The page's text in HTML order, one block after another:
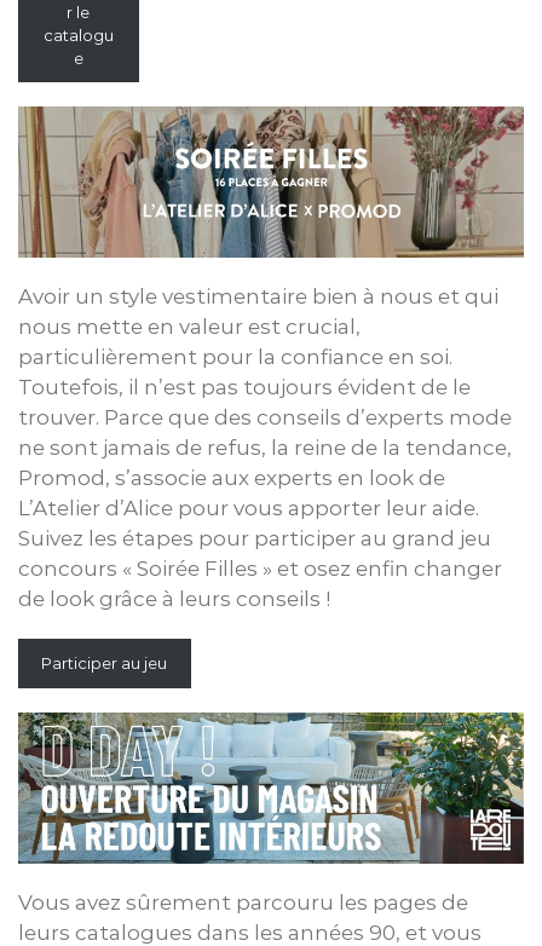
r le
catalogu
e
Avoir un style vestimentaire bien à nous et qui
nous mette en valeur est crucial,
particulièrement pour la confiance en soi.
Toutefois, il n’est pas toujours évident de le
trouver. Parce que des conseils d’experts mode
ne sont jamais de refus, la reine de la tendance,
Promod, s’associe aux experts en look de
L’Atelier d’Alice pour vous apporter leur aide.
Suivez les étapes pour participer au grand jeu
concours « Soirée Filles » et osez enfin changer
de look grâce à leurs conseils !
Participer au jeu
Vous avez sûrement parcouru les pages de
leurs catalogues dans les années 90, et vous